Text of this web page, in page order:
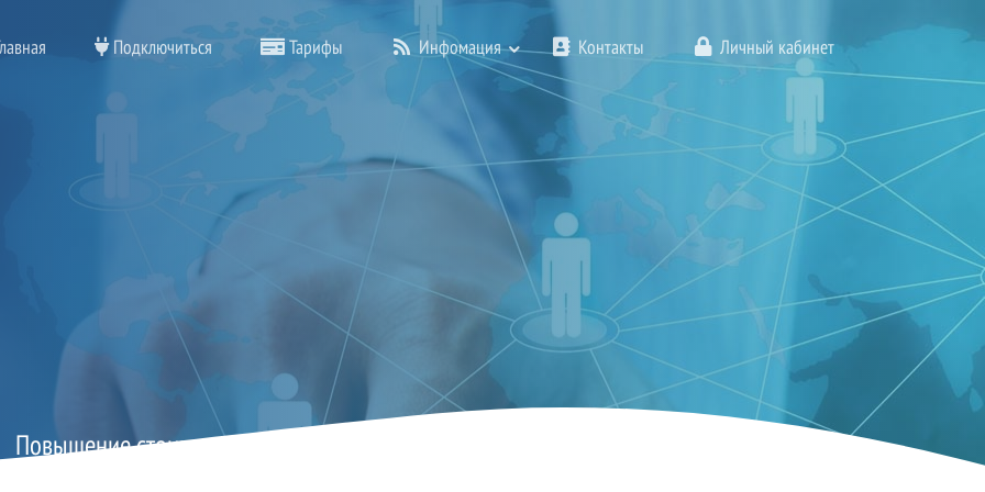
Подключиться Тарифы Инфомация Контакты Личный кабинет
Повышение стоимости услуг с 01 января 2026 г.